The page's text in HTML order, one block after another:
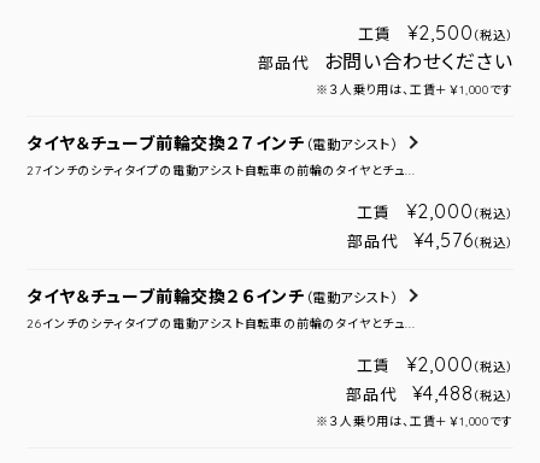
工賃 ¥2,500 （税込）
部品代 お問い合わせください
※３人乗り用は、工賃＋￥1,000です
タイヤ＆チューブ前輪交換２７インチ （電動アシスト）
27インチのシティタイプの電動アシスト自転車の前輪のタイヤとチュ...
工賃 ¥2,000 （税込）
部品代 ¥4,576（税込）
タイヤ＆チューブ前輪交換２６インチ （電動アシスト）
26インチのシティタイプの電動アシスト自転車の前輪のタイヤとチュ...
工賃 ¥2,000 （税込）
部品代 ¥4,488 （税込）
※３人乗り用は、工賃＋￥1,000です